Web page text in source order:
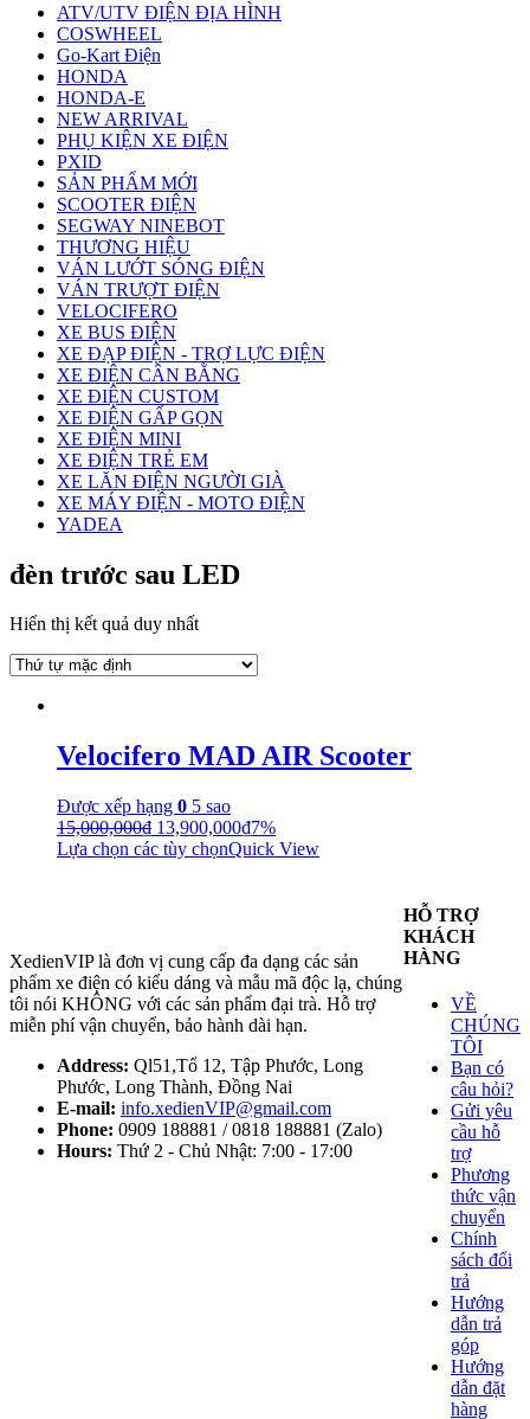
ATV/UTV ĐIỆN ĐỊA HÌNH
COSWHEEL
Go-Kart Điện
HONDA
HONDA-E
NEW ARRIVAL
PHỤ KIỆN XE ĐIỆN
PXID
SẢN PHẨM MỚI
SCOOTER ĐIỆN
SEGWAY NINEBOT
THƯƠNG HIỆU
VÁN LƯỚT SÓNG ĐIỆN
VÁN TRƯỢT ĐIỆN
VELOCIFERO
XE BUS ĐIỆN
XE ĐẠP ĐIỆN - TRỢ LỰC ĐIỆN
XE ĐIỆN CÂN BẰNG
XE ĐIỆN CUSTOM
XE ĐIỆN GẤP GỌN
XE ĐIỆN MINI
XE ĐIỆN TRẺ EM
XE LĂN ĐIỆN NGƯỜI GIÀ
XE MÁY ĐIỆN - MOTO ĐIỆN
YADEA
đèn trước sau LED
Hiển thị kết quả duy nhất
Velocifero MAD AIR Scooter
Được xếp hạng 0 5 sao
15,000,000₫ 13,900,000₫7%
Lựa chọn các tùy chọnQuick View
XedienVIP là đơn vị cung cấp đa dạng các sản
phẩm xe điện có kiểu dáng và mẫu mã độc lạ, chúng
tôi nói KHÔNG với các sản phẩm đại trà. Hỗ trợ
miễn phí vận chuyển, bảo hành dài hạn.
Address: Ql51,Tổ 12, Tập Phước, Long
Phước, Long Thành, Đồng Nai
E-mail: info.xedienVIP@gmail.com
Phone: 0909 188881 / 0818 188881 (Zalo)
Hours: Thứ 2 - Chủ Nhật: 7:00 - 17:00
HỖ TRỢ
KHÁCH
HÀNG
VỀ
CHÚNG
TÔI
Bạn có
câu hỏi?
Gửi yêu
cầu hỗ
trợ
Phương
thức vận
chuyển
Chính
sách đổi
trả
Hướng
dẫn trả
góp
Hướng
dẫn đặt
hàng